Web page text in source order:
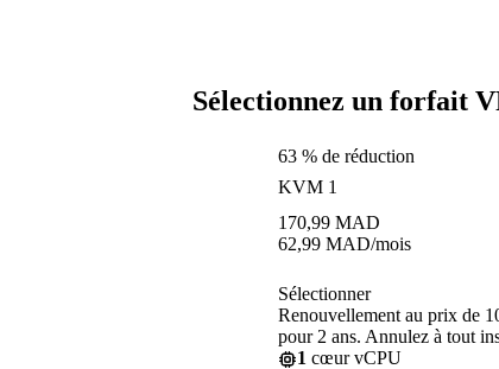
Sélectionnez un forfait
63 % de réduction
KVM 1
170,99 MAD
62,99 MAD/mois
Sélectionner
Renouvellement au prix de
pour 2 ans. Annulez à tout
1 cœur vCPU